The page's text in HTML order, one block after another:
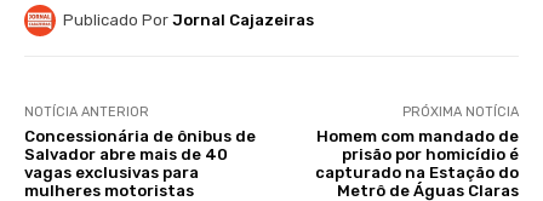
Publicado Por Jornal Cajazeiras
NOTÍCIA ANTERIOR
Concessionária de ônibus de
Salvador abre mais de 40
vagas exclusivas para
mulheres motoristas
PRÓXIMA NOTÍCIA
Homem com mandado de
prisão por homicídio é
capturado na Estação do
Metrô de Águas Claras